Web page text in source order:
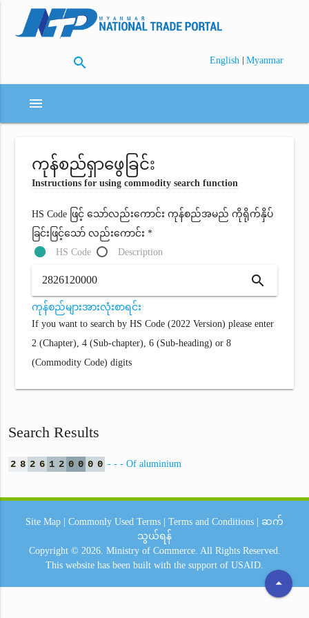
search English | Myanmar
menu
ကုန်စည်ရှာဖွေခြင်း
Instructions for using commodity search function
HS Code ဖြင့် သော်လည်းကောင်း ကုန်စည်အမည် ကိုရိုက်နှိပ်
ခြင်းဖြင့်သော် လည်းကောင်း *
HS Code
Description
search
ကုန်စည်များအားလုံးစာရင်း
If you want to search by HS Code (2022 Version) please enter
2 (Chapter), 4 (Sub-chapter), 6 (Sub-heading) or 8
(Commodity Code) digits
Search Results
2 8 2 6 1 2 0 0 0 0 - - - Of aluminium
arrow_drop_up
Site Map Commonly Used Terms Terms and Conditions
ဆက်
သွယ်ရန်
Copyright © 2026. Ministry of Commerce. All Rights Reserved.
This website has been built with the support of USAID.